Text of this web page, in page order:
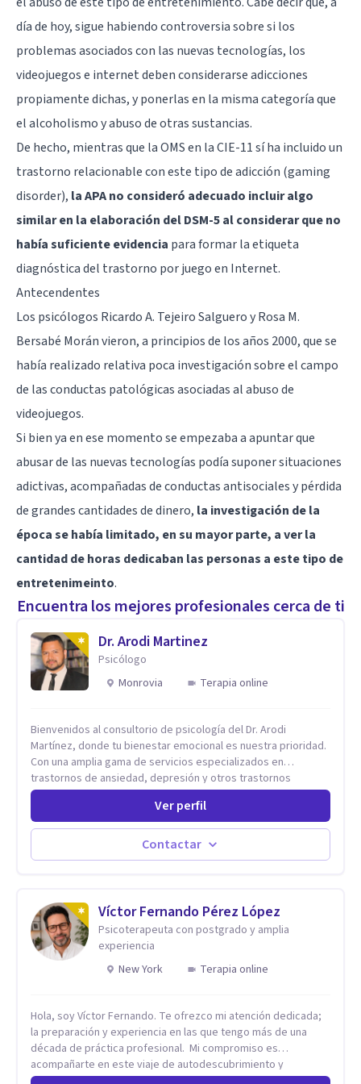
día de hoy, sigue habiendo controversia sobre si los
problemas asociados con las nuevas tecnologías, los
videojuegos e internet deben considerarse adicciones
propiamente dichas, y ponerlas en la misma categoría que
el alcoholismo y abuso de otras sustancias.
De hecho, mientras que la OMS en la CIE-11 sí ha incluido un
trastorno relacionable con este tipo de adicción (gaming
disorder), la APA no consideró adecuado incluir algo
similar en la elaboración del DSM-5 al considerar que no
había suficiente evidencia para formar la etiqueta
diagnóstica del trastorno por juego en Internet.
Antecendentes
Los psicólogos Ricardo A. Tejeiro Salguero y Rosa M.
Bersabé Morán vieron, a principios de los años 2000, que se
había realizado relativa poca investigación sobre el campo
de las conductas patológicas asociadas al abuso de
videojuegos.
Si bien ya en ese momento se empezaba a apuntar que
abusar de las nuevas tecnologías podía suponer situaciones
adictivas, acompañadas de conductas antisociales y pérdida
de grandes cantidades de dinero, la investigación de la
época se había limitado, en su mayor parte, a ver la
cantidad de horas dedicaban las personas a este tipo de
entretenimeinto.
Encuentra los mejores profesionales cerca de ti
Dr. Arodi Martinez
Psicólogo
Monrovia
Terapia online
Bienvenidos al consultorio de psicología del Dr. Arodi
Martínez, donde tu bienestar emocional es nuestra prioridad.
Con una amplia gama de servicios especializados en
trastornos de ansiedad, depresión y otros trastornos
emocionales, estamos dedicados a ofrecerte el mejor
tratamiento para mejorar tu salud mental. En nuestro
consultorio, ofrecemos una variedad de terapias y
tratamientos diseñados para satisfacer tus necesidades
específicas: Terapia para Trastornos de Ansiedad y
para ayudarte a recuperar tu bienestar emocional. Terapia
Individual, de Pareja y Familiar: Trabajamos contigo y tus
seres queridos para fortalecer las relaciones y mejorar la
dinámica familiar. Evaluaciones Psicológicas y Terapias
Especializadas: Terapia cognitivo-conductual Terapia de
Tratamiento de Traumas y Trastornos de Estrés
Postraumático: Ofrecemos apoyo psicológico para ayudarte
a superar experiencias traumáticas y mejorar tu calidad de
vida. Tratamiento de Adicciones.
Ver perfil
Contactar
Víctor Fernando Pérez López
Psicoterapeuta con postgrado y amplia
experiencia
New York
Terapia online
Hola, soy Víctor Fernando. Te ofrezco mi atención dedicada;
la preparación y experiencia en las que tengo más de una
década de práctica profesional. Mi compromiso es
acompañarte en este viaje de autodescubrimiento y
crecimiento con soluciones eficaces. Juntos, abriremos